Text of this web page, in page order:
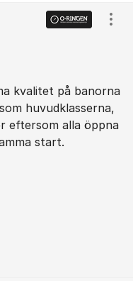
kvalitet på banorna
huvudklasserna,
eftersom alla öppna
start.